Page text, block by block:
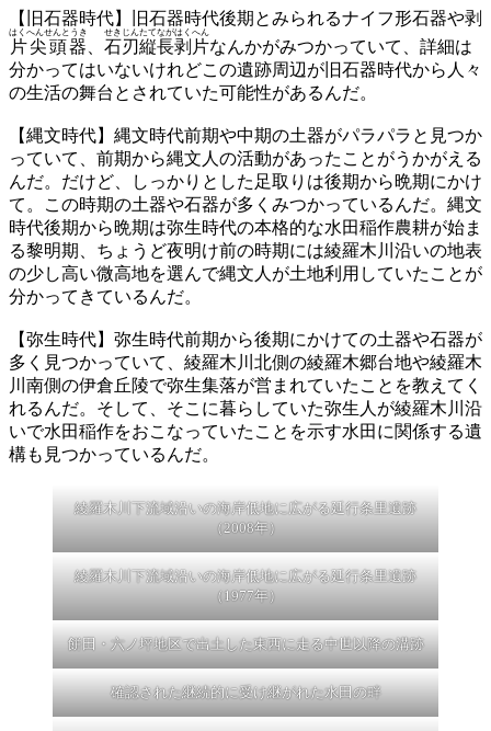
【旧石器時代】旧石器時代後期とみられるナイフ形石器や剥
片尖頭器
はくへんせんとうき
、 石刃縦長剥片
せきじんたてながはくへん
なんかがみつかっていて、詳細は
分かってはいないけれどこの遺跡周辺が旧石器時代から人々
の生活の舞台とされていた可能性があるんだ。
【縄文時代】縄文時代前期や中期の土器がパラパラと見つか
っていて、前期から縄文人の活動があったことがうかがえる
んだ。だけど、しっかりとした足取りは後期から晩期にかけ
て。この時期の土器や石器が多くみつかっているんだ。縄文
時代後期から晩期は弥生時代の本格的な水田稲作農耕が始ま
る黎明期、ちょうど夜明け前の時期には綾羅木川沿いの地表
の少し高い微高地を選んで縄文人が土地利用していたことが
分かってきているんだ。
【弥生時代】弥生時代前期から後期にかけての土器や石器が
多く見つかっていて、綾羅木川北側の綾羅木郷台地や綾羅木
川南側の伊倉丘陵で弥生集落が営まれていたことを教えてく
れるんだ。そして、そこに暮らしていた弥生人が綾羅木川沿
いで水田稲作をおこなっていたことを示す水田に関係する遺
構も見つかっているんだ。
綾羅木川下流域沿いの海岸低地に広がる延行条里遺跡
（2008年）
綾羅木川下流域沿いの海岸低地に広がる延行条里遺跡
（1977年）
餅田・六ノ坪地区で出土した東西に走る中世以降の溝跡
確認された継続的に受け継がれた水田の畔